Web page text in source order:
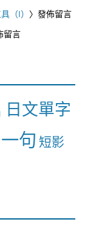
（I） 〉發佈留言
留言
日文單字
句 短影